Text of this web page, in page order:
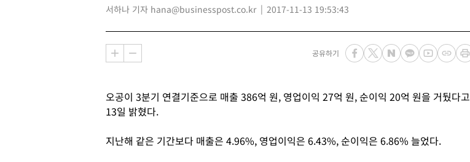
서하나 기자 hana@businesspost.co.kr 2017-11-13 19:53:43
공유하기
오공이 3분기 연결기준으로 매출 386억 원, 영업이익 27억 원, 순이익 20억 원을 거뒀다고
13일 밝혔다.
지난해 같은 기간보다 매출은 4.96%, 영업이익은 6.43%, 순이익은 6.86% 늘었다.